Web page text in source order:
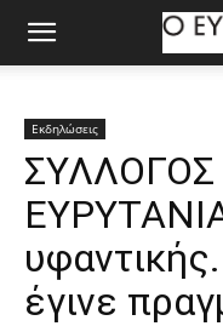
Εκδηλώσεις
έγινε